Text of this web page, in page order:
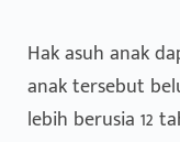
Hak asuh anak
anak tersebut
lebih berusia 12